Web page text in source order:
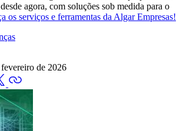
agora, com soluções sob medida para o
os serviços e ferramentas da Algar Empresas!
de 2026